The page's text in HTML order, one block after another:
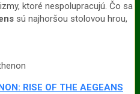
ktoré nespolupracujú. Čo sa
sú najhoršou stolovou hrou,
RISE OF THE AEGEANS